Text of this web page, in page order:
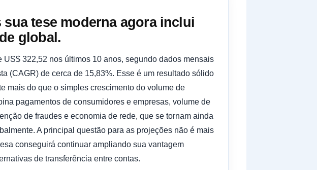
tese moderna agora inclui
global.
322,52 nos últimos 10 anos, segundo dados mensais
(CAGR) de cerca de 15,83%. Esse é um resultado sólido
mais do que o simples crescimento do volume de
pagamentos de consumidores e empresas, volume de
de fraudes e economia de rede, que se tornam ainda
A principal questão para as projeções não é mais
conseguirá continuar ampliando sua vantagem
de transferência entre contas.